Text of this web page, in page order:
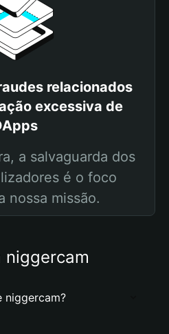
relacionados
excessiva de
a salvaguarda dos
é o foco
nossa missão.
niggercam
niggercam?